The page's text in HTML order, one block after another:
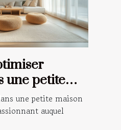
une petite
une petite maison
auquel